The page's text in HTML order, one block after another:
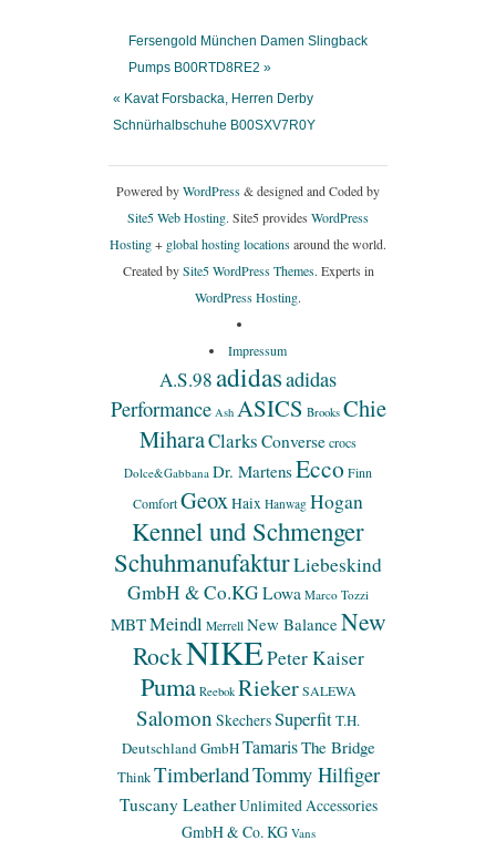
Fersengold München Damen Slingback
Pumps B00RTD8RE2 »
« Kavat Forsbacka, Herren Derby
Schnürhalbschuhe B00SXV7R0Y
Powered byWordPress& designed and Coded by
Site5 Web Hosting. Site5 provides WordPress
Hosting+ global hosting locationsaround the world.
Created bySite5 WordPress Themes. Experts in
WordPress Hosting.
Impressum
A.S.98adidasadidas
Performance Ash ASICS Brooks Chie
MiharaClarks Conversecrocs
Dolce&Gabbana Dr. MartensEccoFinn
ComfortGeoxHaix Hanwag Hogan
Kennel und Schmenger
SchuhmanufakturLiebeskind
GmbH & Co.KG Lowa Marco Tozzi
MBTMeindl Merrell New Balance New
RockNIKEPeter Kaiser
Puma Reebok Rieker SALEWA
Salomon SkechersSuperfitT.H.
Deutschland GmbHTamarisThe Bridge
Think TimberlandTommy Hilfiger
Tuscany LeatherUnlimited Accessories
GmbH & Co. KG Vans